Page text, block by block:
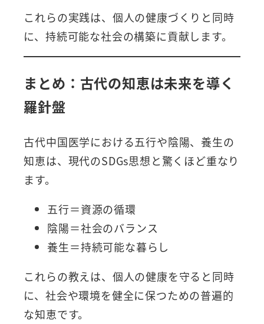
これらの実践は、個人の健康づくりと同時
に、持続可能な社会の構築に貢献します。
まとめ：古代の知恵は未来を導く
羅針盤
古代中国医学における五行や陰陽、養生の
知恵は、現代のSDGs思想と驚くほど重なり
ます。
五行＝資源の循環
陰陽＝社会のバランス
養生＝持続可能な暮らし
これらの教えは、個人の健康を守ると同時
に、社会や環境を健全に保つための普遍的
な知恵です。